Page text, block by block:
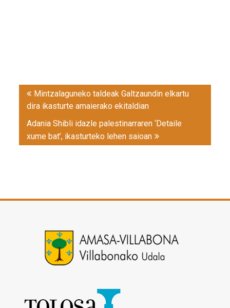
navigation
Mintzalaguneko taldeak Galtzaundin elkartu
dira ikasturte amaierako ekitaldian
Adania Shibli idazle palestinarraren ‘Detaile
xume bat’, ikasturteko lehen saioan